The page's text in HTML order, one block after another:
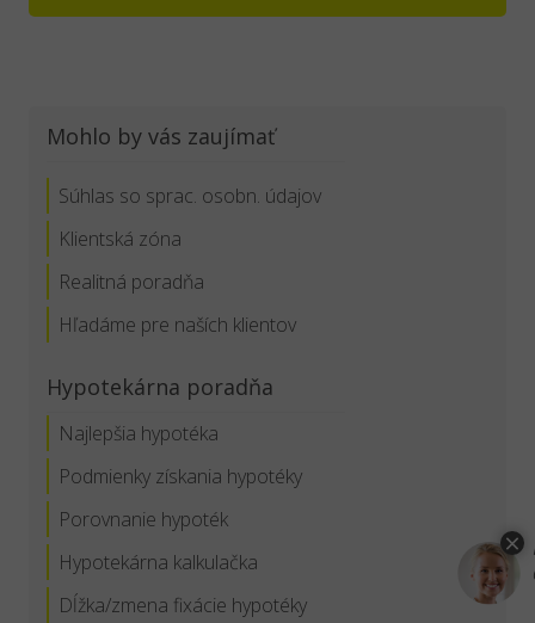
Mohlo by vás zaujímať
Súhlas so sprac. osobn. údajov
Klientská zóna
Realitná poradňa
Hľadáme pre naších klientov
Hypotekárna poradňa
Najlepšia hypotéka
Podmienky získania hypotéky
Porovnanie hypoték
Hypotekárna kalkulačka
Dĺžka/zmena fixácie hypotéky